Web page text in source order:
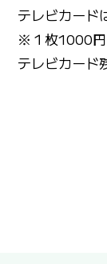
テレビカード
※１枚1000円
テレビカード